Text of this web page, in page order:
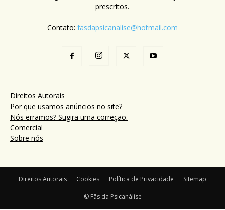
prescritos.
Contato: fasdapsicanalise@hotmail.com
Direitos Autorais
Por que usamos anúncios no site?
Nós erramos? Sugira uma correção.
Comercial
Sobre nós
Direitos Autorais Cookies Política de Privacidade Sitemap
© Fãs da Psicanálise